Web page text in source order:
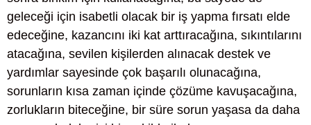
geleceği için isabetli olacak bir iş yapma fırsatı elde
edeceğine, kazancını iki kat arttıracağına, sıkıntılarını
atacağına, sevilen kişilerden alınacak destek ve
yardımlar sayesinde çok başarılı olunacağına,
sorunların kısa zaman içinde çözüme kavuşacağına,
zorlukların biteceğine, bir süre sorun yaşasa da daha